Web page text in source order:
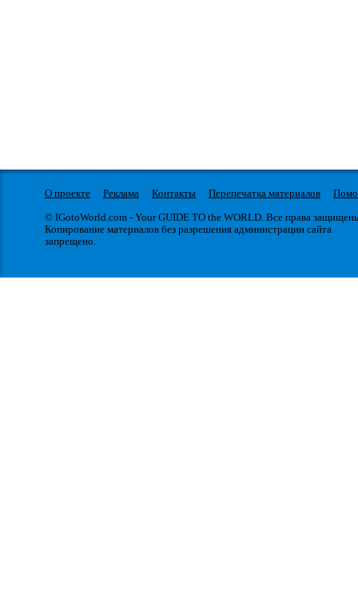
О проекте Реклама Контакты Перепечатка материалов
© IGotoWorld.com - Your GUIDE TO the WORLD. Все права
Копирование материалов без разрешения администрации сайта
запрещено.